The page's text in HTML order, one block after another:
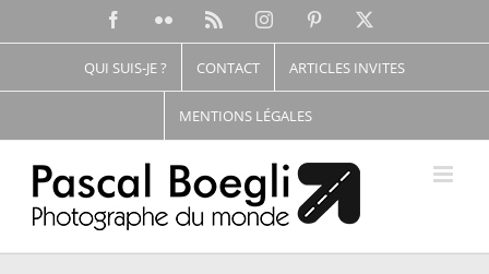
FacebookFlickr InstagramPinterest
QUI SUIS-JE ? CONTACT ARTICLES INVITES
MENTIONS LÉGALES